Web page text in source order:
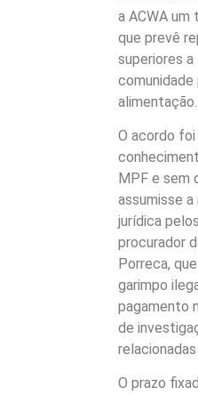
a ACWA
que prevê
superiores a
comunidade
alimentação.
O acordo
MPF e sem
assumisse
jurídica
procurador
Porreca,
garimpo
pagamento
de
O prazo